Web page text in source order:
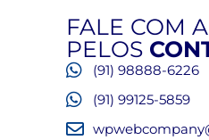
FALE COM
PELOS
(91) 98888-6226
(91) 99125-5859